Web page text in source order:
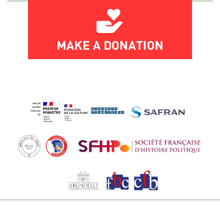
MAKE A DONATION